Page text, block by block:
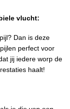
vlucht:
Dan is deze
perfect voor
jij iedere worp de
haalt!